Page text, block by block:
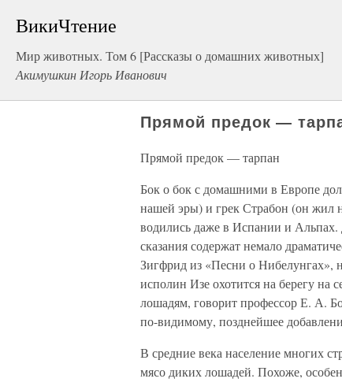
ВикиЧтение
Мир животных. Том 6 [Рассказы о домашних животных]
Акимушкин Игорь Иванович
Прямой предок —
Прямой предок — тарпан
Бок о бок с домашними в Европе
нашей эры) и грек Страбон (он жил
водились даже в Испании и Альпах.
сказания содержат немало
Зигфрид из «Песни о Нибелунгах»,
исполин Изе охотится на берегу на
лошадям, говорит профессор Е. А.
по-видимому, позднейшее
В средние века население многих
мясо диких лошадей. Похоже,